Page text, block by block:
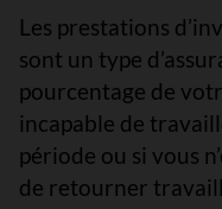
Les prestations
sont un type
pourcentage de
incapable de
période ou si vous
de retourner